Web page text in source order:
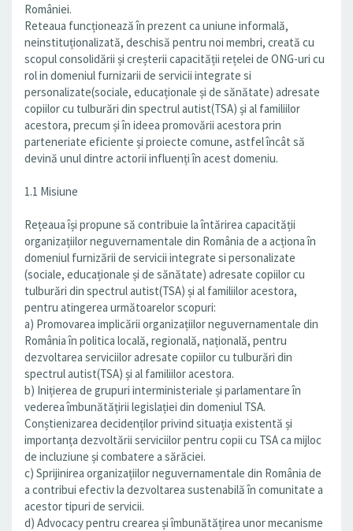
României.
Reteaua funcționează în prezent ca uniune informală,
neinstituționalizată, deschisă pentru noi membri, creată cu
scopul consolidării și creșterii capacității rețelei de ONG-uri cu
rol in domeniul furnizarii de servicii integrate si
personalizate(sociale, educaționale și de sănătate) adresate
copiilor cu tulburări din spectrul autist(TSA) și al familiilor
acestora, precum și în ideea promovării acestora prin
parteneriate eficiente și proiecte comune, astfel încât să
devină unul dintre actorii influenți în acest domeniu.
1.1 Misiune
Rețeaua își propune să contribuie la întărirea capacității
organizațiilor neguvernamentale din România de a acționa în
domeniul furnizării de servicii integrate si personalizate
(sociale, educaționale și de sănătate) adresate copiilor cu
tulburări din spectrul autist(TSA) și al familiilor acestora,
pentru atingerea următoarelor scopuri:
a) Promovarea implicării organizațiilor neguvernamentale din
România în politica locală, regională, națională, pentru
dezvoltarea serviciilor adresate copiilor cu tulburări din
spectrul autist(TSA) și al familiilor acestora.
b) Inițierea de grupuri interministeriale și parlamentare în
vederea îmbunătățirii legislației din domeniul TSA.
Conștienizarea decidenților privind situația existentă și
importanța dezvoltării serviciilor pentru copii cu TSA ca mijloc
de incluziune și combatere a sărăciei.
c) Sprijinirea organizațiilor neguvernamentale din România de
a contribui efectiv la dezvoltarea sustenabilă în comunitate a
acestor tipuri de servicii.
d) Advocacy pentru crearea și îmbunătățirea unor mecanisme